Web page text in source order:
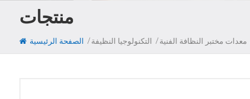
منتجات
الصفحة الرئيسية / التكنولوجيا النظيفة / معدات مختبر النظافة الفنية